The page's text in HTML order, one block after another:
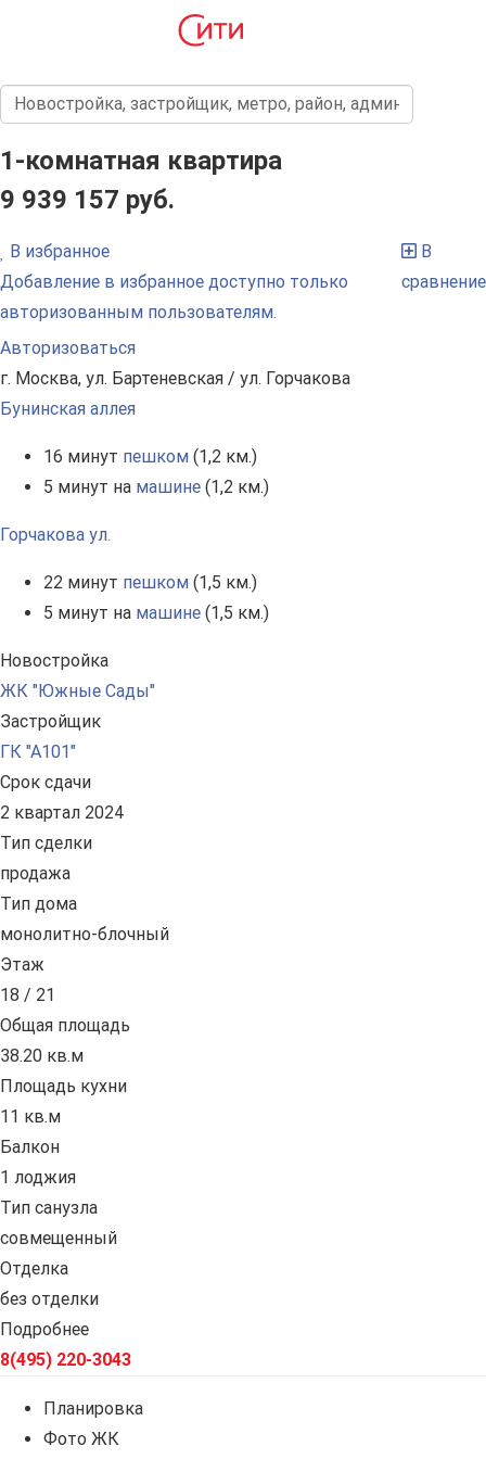
1-комнатная квартира
9 939 157 руб.
В избранное
Добавление в избранное доступно только
авторизованным пользователям.
Авторизоваться
В
сравнение
г. Москва, ул. Бартеневская / ул. Горчакова
Бунинская аллея
16 минут пешком (1,2 км.)
5 минут на машине (1,2 км.)
Горчакова ул.
22 минут пешком (1,5 км.)
5 минут на машине (1,5 км.)
Новостройка
ЖК "Южные Сады"
Застройщик
ГК "А101"
Срок сдачи
2 квартал 2024
Тип сделки
продажа
Тип дома
монолитно-блочный
Этаж
18 / 21
Общая площадь
38.20 кв.м
Площадь кухни
11 кв.м
Балкон
1 лоджия
Тип санузла
совмещенный
Отделка
без отделки
Подробнее
8(495) 220-3043
Планировка
Фото ЖК